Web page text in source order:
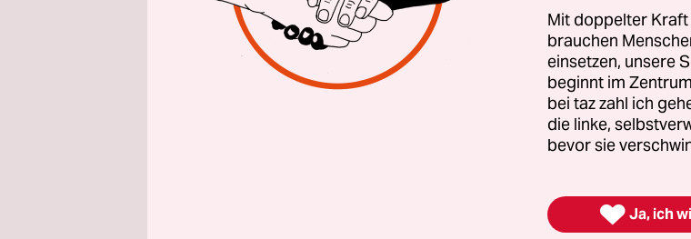
Berlin, so, Neukölln, vom Zoo im Westen,
einer umgebracht worden … Außerdem:
gesehen, klappt ja auch nicht so.“
Was folgte, als meine Antwort, war eine
megafreundliche, ja sanfte Belehrung in die
„Nein, das ist alles sehr hübsch, und die
Mit doppelter
brauchen
einsetzen, unsere
beginnt im
bei taz zahl ich
die linke,
bevor sie
 Ja, ich